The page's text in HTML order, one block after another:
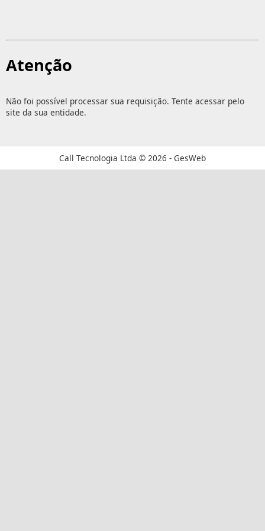
Atenção
Não foi possível processar sua requisição. Tente acessar pelo
site da sua entidade.
Call Tecnologia Ltda © 2026 - GesWeb